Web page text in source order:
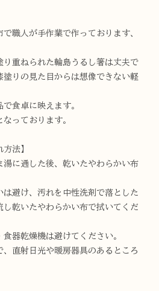
職人が手作業で作っております、
り重ねられた輪島うるし箸は丈夫で
りの見た目からは想像できない軽
食卓に映えます。
っております。
法】
に通した後、乾いたやわらかい布
避け、汚れを中性洗剤で落とした
乾いたやわらかい布で拭いてくだ
器乾燥機は避けてください。
直射日光や暖房器具のあるところ